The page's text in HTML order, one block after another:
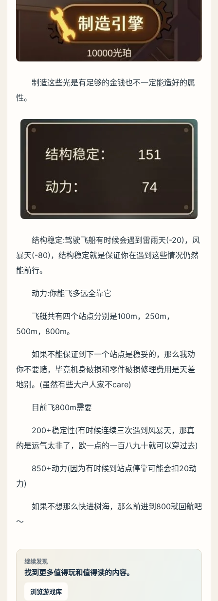
制造这些光是有足够的金钱也不一定能造好的属
性。
结构稳定:驾驶飞船有时候会遇到雷雨天(-20)，风
暴天(-80)，结构稳定就是保证你在遇到这些情况仍然
能前行。
动力:你能飞多远全靠它
飞艇共有四个站点分别是100m，250m，
500m，800m。
如果不能保证到下一个站点是稳妥的，那么我劝
你不要赌，毕竟机身破损和零件破损修理费用是天差
地别。(虽然有些大户人家不care)
目前飞800m需要
200+稳定性(有时候连续三次遇到风暴天，那真
的是运气太非了，欧一点的一百八九十就可以穿过去)
850+动力(因为有时候到站点停靠可能会扣20动
力)
如果不想那么快进树海，那么前进到800就回航吧
～
继续发现
找到更多值得玩和值得读的内容。
浏览游戏库